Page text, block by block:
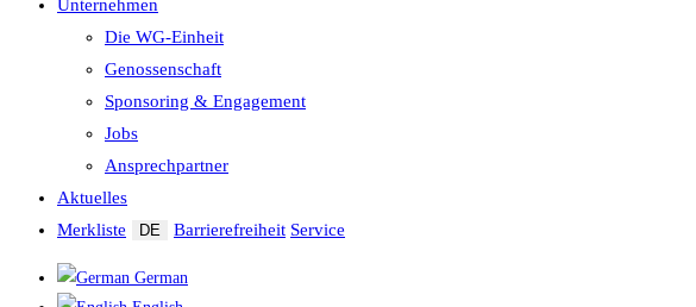
Unternehmen
Die WG-Einheit
Genossenschaft
Sponsoring & Engagement
Jobs
Ansprechpartner
Aktuelles
Merkliste
DE Barrierefreiheit Service
German